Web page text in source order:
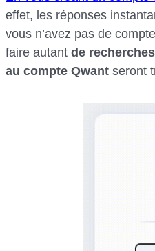
effet, les réponses
vous n’avez pas de
faire autant de recherches
au compte Qwant seront